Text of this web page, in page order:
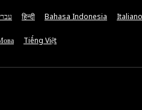
हिन्दी Bahasa Indonesia Italiano
Tiếng Việt